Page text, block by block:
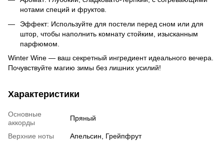
нотами специй и фруктов.
Эффект: Используйте для постели перед сном или для
штор, чтобы наполнить комнату стойким, изысканным
парфюмом.
Winter Wine — ваш секретный ингредиент идеального вечера.
Почувствуйте магию зимы без лишних усилий!
Характеристики
Основные
аккорды
Пряный
Верхние ноты
Апельсин, Грейпфрут